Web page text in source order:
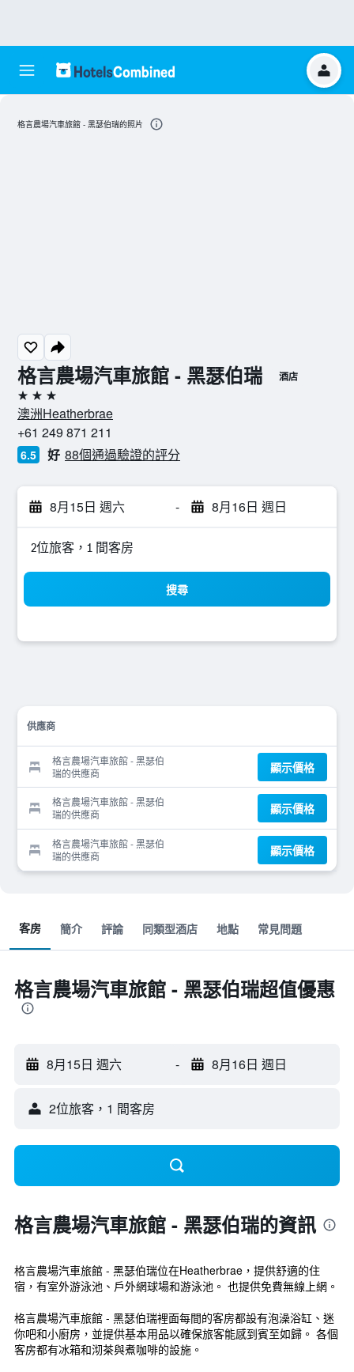
格言農場汽車旅館 - 黑瑟伯瑞 酒店
3星級
澳洲Heatherbrae
+61 249 871 211
6.5 好 88個通過驗證的評分
8月15日 週六 - 8月16日 週日
2位旅客，1 間客房
搜尋
供應商
格言農場汽車旅館 - 黑瑟伯
瑞的供應商
顯示價格
格言農場汽車旅館 - 黑瑟伯
瑞的供應商
顯示價格
格言農場汽車旅館 - 黑瑟伯
瑞的供應商
顯示價格
格言農場汽車旅館 - 黑瑟伯瑞的照片
客房 簡介 評論 同類型酒店 地點 常見問題
格言農場汽車旅館 - 黑瑟伯瑞超值優惠
8月15日 週六 - 8月16日 週日
2位旅客，1 間客房
格言農場汽車旅館 - 黑瑟伯瑞的資訊
格言農場汽車旅館 - 黑瑟伯瑞位在Heatherbrae，提供舒適的住
宿，有室外游泳池、戶外網球場和游泳池。 也提供免費無線上網。
格言農場汽車旅館 - 黑瑟伯瑞裡面每間的客房都設有泡澡浴缸、迷
你吧和小廚房，並提供基本用品以確保旅客能感到賓至如歸。 各個
客房都有冰箱和沏茶與煮咖啡的設施。